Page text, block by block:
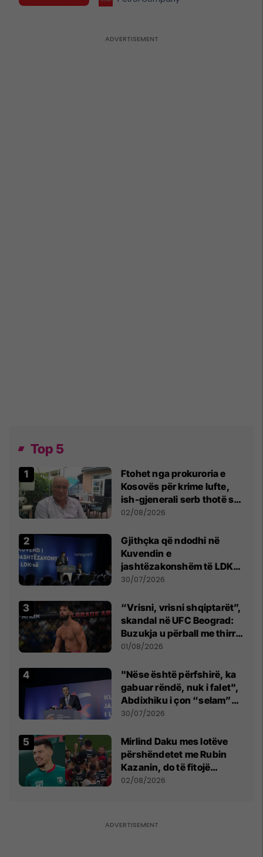
Top 5
Ftohet nga prokuroria e
Kosovës për krime lufte,
ish-gjenerali serb thotë se
dikush e tradhtoi në
02/08/2026
Gjithçka që ndodhi në
Kuvendin e
jashtëzakonshëm të LDK-
së
30/07/2026
“Vrisni, vrisni shqiptarët”,
skandal në UFC Beograd:
Buzukja u përball me thirrje
anti-shqiptare nga
01/08/2026
"Nëse është përfshirë, ka
gabuar rëndë, nuk i falet",
Abdixhiku i çon “selam”
Përparim Ramës
30/07/2026
Mirlind Daku mes lotëve
përshëndetet me Rubin
Kazanin, do të fitojë
miliona te Spartak Moska
02/08/2026